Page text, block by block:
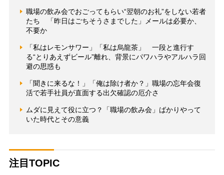
職場の飲み会でおごってもらい“翌朝のお礼”をしない若者
たち 「昨日はごちそうさまでした」メールは必要か、
不要か
「私はレモンサワー」「私は烏龍茶」 一段と進行す
る“とりあえずビール”離れ、背景にパワハラやアルハラ回
避の思惑も
「聞きに来るな！」「俺は除け者か？」職場の忘年会復
活で若手社員が直面する出欠確認の厄介さ
ムダに見えて役に立つ？「職場の飲み会」ばかりやって
いた時代とその意義
注目TOPIC